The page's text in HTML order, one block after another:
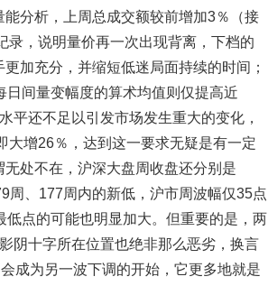
分析，上周总成交额较前增加3％（接
录，说明量价再一次出现背离，下档的
加充分，并缩短低迷局面持续的时间；
间量变幅度的算术均值则仅提高近
平还不足以引发市场发生重大的变化，
大增26％，达到这一要求无疑是有一定
处不在，沪深大盘周收盘还分别是
周、177周内的新低，沪市周波幅仅35点
点的可能也明显加大。但重要的是，两
阴十字所在位置也绝非那么恶劣，换言
成为另一波下调的开始，它更多地就是